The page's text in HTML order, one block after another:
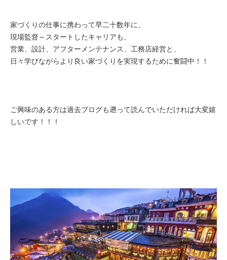
家づくりの仕事に携わって早二十数年に、
現場監督～スタートしたキャリアも、
営業、設計、アフターメンテナンス、工務店経営と、
日々学びながらより良い家づくりを実現するために奮闘中！！
ご興味のある方は過去ブログも遡って読んでいただければ大変嬉
しいです！！！